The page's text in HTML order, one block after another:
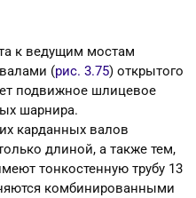
к ведущим мостам
(рис. 3.75) открытого
подвижное шлицевое
шарнира.
карданных валов
длиной, а также тем,
тонкостенную трубу 13
комбинированными